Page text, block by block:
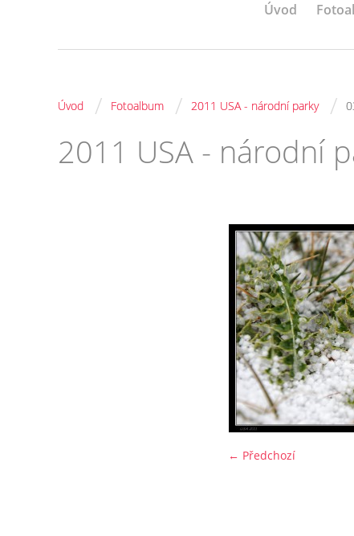
Úvod
Úvod / Fotoalbum / 2011 USA - národní parky /
2011 USA - národní
← Předchozí